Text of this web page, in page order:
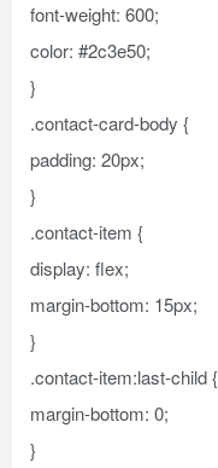
font-weight: 600;
color: #2c3e50;
}
.contact-card-body {
padding: 20px;
}
.contact-item {
display: flex;
margin-bottom: 15px;
}
.contact-item:last-child {
margin-bottom: 0;
}